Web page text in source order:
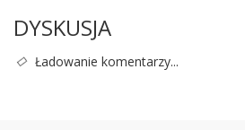
DYSKUSJA
Ładowanie komentarzy...